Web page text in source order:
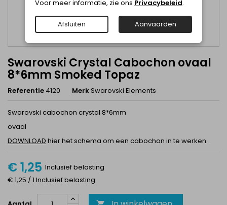
Swarovski Crystal Cabochon ovaal
8*6mm Smoked Topaz
Referentie 4120 MerkSwarovski Elements
Swarovski cabochon crystal 8*6mm
ovaal
DOWNLOAD hier het schema om een cabochon in te werken.
€ 1,25 Inclusief belasting
€ 1,25 / 1 Inclusief belasting
Voor meer informatie, zie ons Privacybeleid.
Afsluiten Aanvaarden